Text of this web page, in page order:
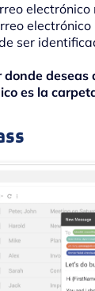
ser
donde
es la